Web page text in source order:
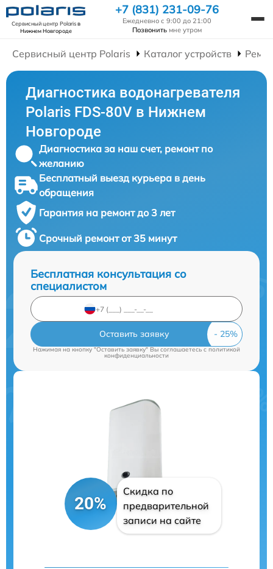
Сервисный центр Polarisв
Нижнем Новгороде
+7 (831) 231-09-76
Ежедневно с 9:00 до 21:00
Позвонить мне утром
Сервисный центр Polaris Каталог устройств
Диагностика водонагревателя
Polaris FDS-80V в Нижнем
Новгороде
Диагностика за наш счет, ремонт по
желанию
Бесплатный выезд курьера в день
обращения
Гарантия на ремонт до 3 лет
Срочный ремонт от 35 минут
Бесплатная консультация со
специалистом
Оставить заявку
Нажимая на кнопку "Оставить заявку" Вы соглашаетесь cполитикой
конфиденциальности
20%
Скидка по
предварительной
записи на сайте